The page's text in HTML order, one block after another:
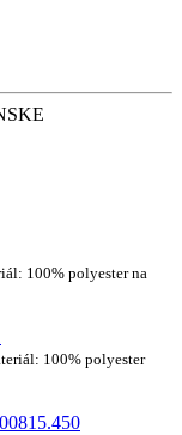
100% polyester na
100% polyester